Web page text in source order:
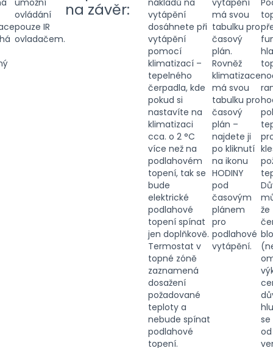
umožní
ovládání
pouze IR
ovladačem.
na závěr:
nákladů na
vytápění
dosáhnete při
vytápění
pomocí
klimatizací –
tepelného
čerpadla, kde
pokud si
nastavíte na
klimatizaci
cca. o 2 °C
více než na
podlahovém
topení, tak se
bude
elektrické
podlahové
topení spínat
jen doplňkově.
Termostat v
topné zóně
zaznamená
dosažení
požadované
teploty a
nebude spínat
podlahové
topení.
vytápění
má svou
tabulku pro
časový
plán.
Rovněž
klimatizace
má svou
tabulku pro
časový
plán –
najdete ji
po kliknutí
na ikonu
HODINY
pod
časovým
plánem
pro
podlahové
vytápění.
se
od